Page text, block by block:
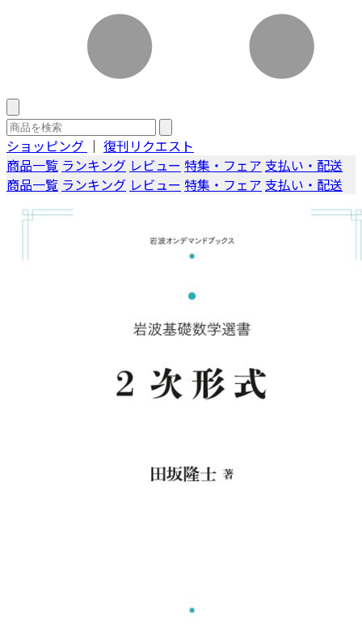
ショッピング ｜ 復刊リクエスト
商品一覧 ランキング レビュー 特集・フェア 支払い・配送
商品一覧 ランキング レビュー 特集・フェア 支払い・配送